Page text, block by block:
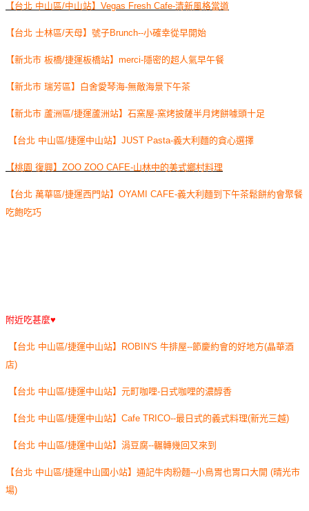
【台北 中山區/中山站】Vegas Fresh Cafe-清新風格當道
【台北 士林區/天母】號子Brunch--小確幸從早開始
【新北市 板橋/捷運板橋站】merci-隱密的超人氣早午餐
【新北市 瑞芳區】白舍愛琴海-無敵海景下午茶
【新北市 蘆洲區/捷運蘆洲站】石窯屋-窯烤披薩半月烤餅噱頭十足
【台北 中山區/捷運中山站】JUST Pasta-義大利麵的貪心選擇
【桃園 復興】ZOO ZOO CAFE-山林中的美式鄉村料理
【台北 萬華區/捷運西門站】OYAMI CAFE-義大利麵到下午茶鬆餅約會聚餐
吃飽吃巧
附近吃甚麼♥
【台北 中山區/捷運中山站】ROBIN'S 牛排屋--節慶約會的好地方(晶華酒
店)
【台北 中山區/捷運中山站】元町咖哩-日式咖哩的濃醇香
【台北 中山區/捷運中山站】Cafe TRICO--最日式的義式料理(新光三越)
【台北 中山區/捷運中山站】涓豆腐--輾轉幾回又來到
【台北 中山區/捷運中山國小站】通記牛肉粉麵--小鳥胃也胃口大開 (晴光市
場)